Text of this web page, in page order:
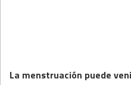
La menstruación puede